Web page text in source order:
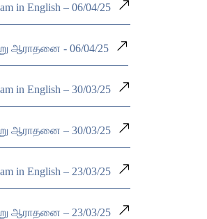
in English – 06/04/25
ஆராதனை - 06/04/25
in English – 30/03/25
ஆராதனை – 30/03/25
in English – 23/03/25
ஆராதனை – 23/03/25